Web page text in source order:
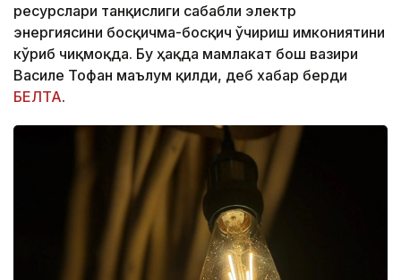
ресурслари танқислиги сабабли электр
энергиясини босқичма-босқич ўчириш имкониятини
кўриб чиқмоқда. Бу ҳақда мамлакат бош вазири
Василе Тофан маълум қилди, деб хабар берди
БЕЛТА.